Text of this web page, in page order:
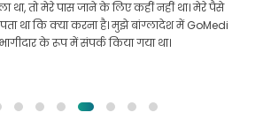
था, तो मेरे पास जाने के लिए कहीं नहीं था। मेरे पैसे
था कि क्या करना है। मुझे बांग्लादेश में GoMedi
के रूप में संपर्क किया गया था।